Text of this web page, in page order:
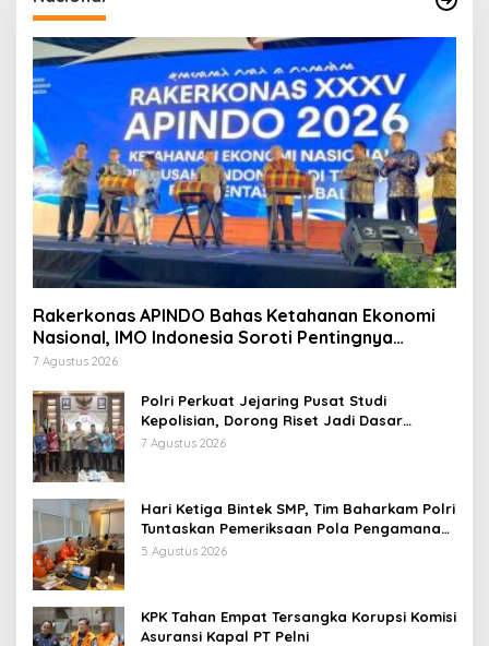
Rakerkonas APINDO Bahas Ketahanan Ekonomi
Nasional, IMO Indonesia Soroti Pentingnya
Kolaborasi Lintas Sektor
7 Agustus 2026
Polri Perkuat Jejaring Pusat Studi
Kepolisian, Dorong Riset Jadi Dasar
Kebijakan dan Inovasi
7 Agustus 2026
Hari Ketiga Bintek SMP, Tim Baharkam Polri
Tuntaskan Pemeriksaan Pola Pengamanan
Pertamina Patra Niaga Jabar
5 Agustus 2026
KPK Tahan Empat Tersangka Korupsi Komisi
Asuransi Kapal PT Pelni